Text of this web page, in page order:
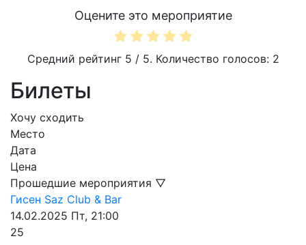
Оцените это мероприятие
Средний рейтинг 5 / 5. Количество голосов: 2
Билеты
Хочу сходить
Место
Дата
Цена
Прошедшие мероприятия ▽
Гисен Saz Club & Bar
14.02.2025 Пт, 21:00
25